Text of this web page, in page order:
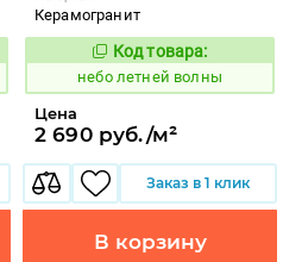
Керамогранит
1115262
Код товара:
небо летней волны
Цена
2 690 руб./м²
Заказ в 1 клик
В корзину